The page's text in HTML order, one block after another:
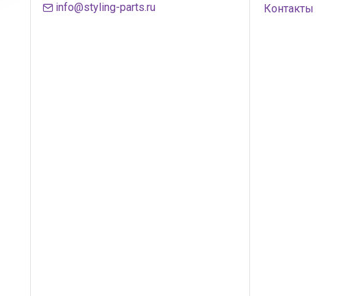
info@styling-parts.ru
Контакты